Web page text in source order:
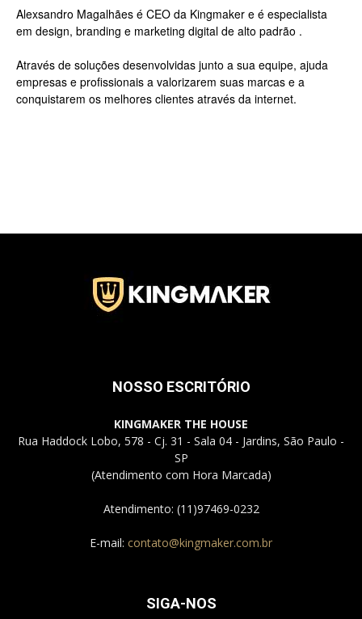
na
Rua
–
SP
Alexsandro Magalhães é CEO da Kingmaker e é especialista
em design, branding e marketing digital de alto padrão .
Através de soluções desenvolvidas junto a sua equipe, ajuda
empresas e profissionais a valorizarem suas marcas e a
conquistarem os melhores clientes através da internet.
NOSSO ESCRITÓRIO
KINGMAKER THE HOUSE
Rua Haddock Lobo, 578 - Cj. 31 - Sala 04 - Jardins, São Paulo -
SP
(Atendimento com Hora Marcada)
Atendimento: (11)97469-0232
E-mail: contato@kingmaker.com.br
SIGA-NOS